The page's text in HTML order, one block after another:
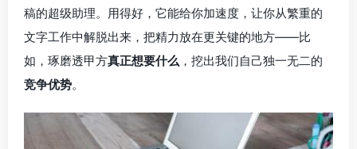
稿的超级助理。用得好，它能给你加速度，让你从繁重的
文字工作中解脱出来，把精力放在更关键的地方——比
如，琢磨透甲方真正想要什么 ，挖出我们自己独一无二的
竞争优势。